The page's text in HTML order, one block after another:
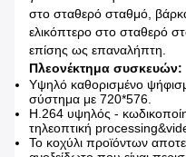
στο σταθερό σταθμό,
ελικόπτερο στο σταθερό
επίσης ως επαναλήπτη.
Πλεονέκτημα συσκευών:
Υψηλό καθορισμένο
σύστημα με 720*576.
H.264 υψηλός -
τηλεοπτική
Το κοχύλι προϊόντων